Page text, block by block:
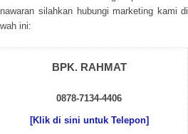
sіlаhkаn hubungі mаrkеtіng kаmі dі
іnі:
BPK. RAHMAT
0878-7134-4406
[Klik di sini untuk Telepon]